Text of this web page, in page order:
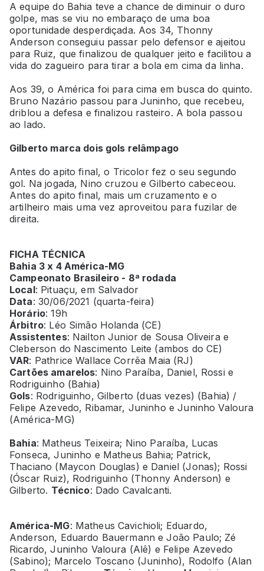
A equipe do Bahia teve a chance de diminuir o duro
golpe, mas se viu no embaraço de uma boa
oportunidade desperdiçada. Aos 34, Thonny
Anderson conseguiu passar pelo defensor e ajeitou
para Ruiz, que finalizou de qualquer jeito e facilitou a
vida do zagueiro para tirar a bola em cima da linha.
Aos 39, o América foi para cima em busca do quinto.
Bruno Nazário passou para Juninho, que recebeu,
driblou a defesa e finalizou rasteiro. A bola passou
ao lado.
Gilberto marca dois gols relâmpago
Antes do apito final, o Tricolor fez o seu segundo
gol. Na jogada, Nino cruzou e Gilberto cabeceou.
Antes do apito final, mais um cruzamento e o
artilheiro mais uma vez aproveitou para fuzilar de
direita.
FICHA TÉCNICA
Bahia 3 x 4 América-MG
Campeonato Brasileiro - 8ª rodada
Local: Pituaçu, em Salvador
Data: 30/06/2021 (quarta-feira)
Horário: 19h
Árbitro: Léo Simão Holanda (CE)
Assistentes: Nailton Junior de Sousa Oliveira e
Cleberson do Nascimento Leite (ambos do CE)
VAR: Pathrice Wallace Corrêa Maia (RJ)
Cartões amarelos: Nino Paraíba, Daniel, Rossi e
Rodriguinho (Bahia)
Gols: Rodriguinho, Gilberto (duas vezes) (Bahia) /
Felipe Azevedo, Ribamar, Juninho e Juninho Valoura
(América-MG)
Bahia: Matheus Teixeira; Nino Paraíba, Lucas
Fonseca, Juninho e Matheus Bahia; Patrick,
Thaciano (Maycon Douglas) e Daniel (Jonas); Rossi
(Óscar Ruiz), Rodriguinho (Thonny Anderson) e
Gilberto. Técnico: Dado Cavalcanti.
América-MG: Matheus Cavichioli; Eduardo,
Anderson, Eduardo Bauermann e João Paulo; Zé
Ricardo, Juninho Valoura (Alê) e Felipe Azevedo
(Sabino); Marcelo Toscano (Juninho), Rodolfo (Alan